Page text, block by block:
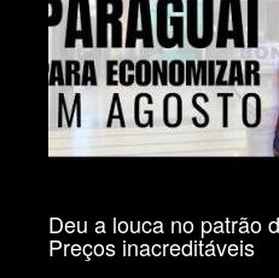
Deu a louca no patrão
Preços inacreditáveis